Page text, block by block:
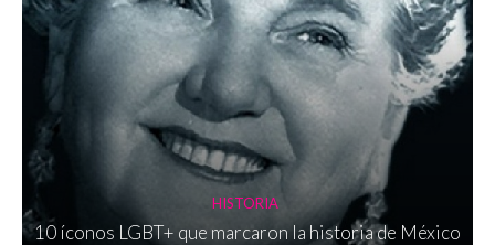
HISTORIA
10 íconos LGBT+ que marcaron la historia de México